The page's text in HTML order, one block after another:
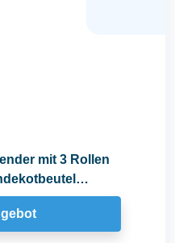
mit 3 Rollen